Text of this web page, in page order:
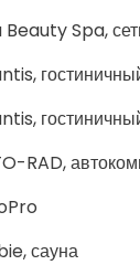
Beauty Spa,
RAD,
сауна